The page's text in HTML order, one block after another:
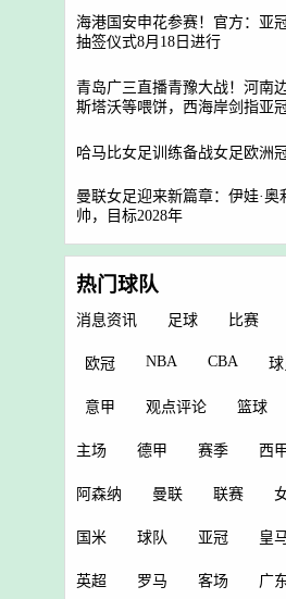
海港国安申花参赛！官方：亚
抽签仪式8月18日进行
青岛广三直播青豫大战！河南
斯塔沃等喂饼，西海岸剑指亚
哈马比女足训练备战女足欧洲
曼联女足迎来新篇章：伊娃·奥
帅，目标2028年
热门球队
消息资讯 足球 比赛
欧冠 NBA CBA 球
意甲 观点评论 篮球
主场 德甲 赛季 西
阿森纳 曼联 联赛
国米 球队 亚冠 皇
英超 罗马 客场 广